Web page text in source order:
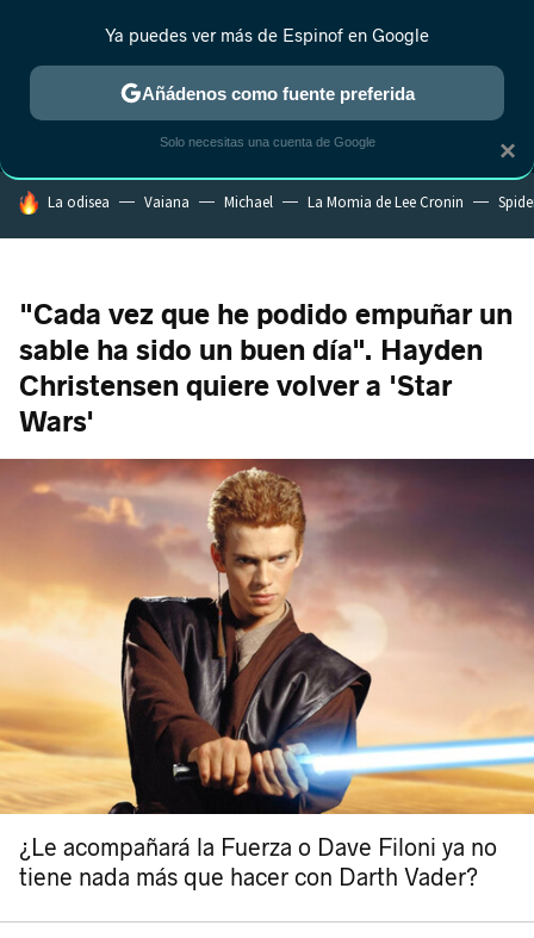
MENÚ NUEVO
ESTRENOS REALITY ANIME RANKINGS CINE
HOY SE HABLA DE
La odisea Vaiana Michael La Momia de Lee Cronin
"Cada vez que he podido empuñar un
sable ha sido un buen día". Hayden
Christensen quiere volver a 'Star
Wars'
¿Le acompañará la Fuerza o Dave Filoni ya no
tiene nada más que hacer con Darth Vader?
×
Ya puedes ver más de Espinof en Google
Añádenos como fuente preferida
Solo necesitas una cuenta de Google